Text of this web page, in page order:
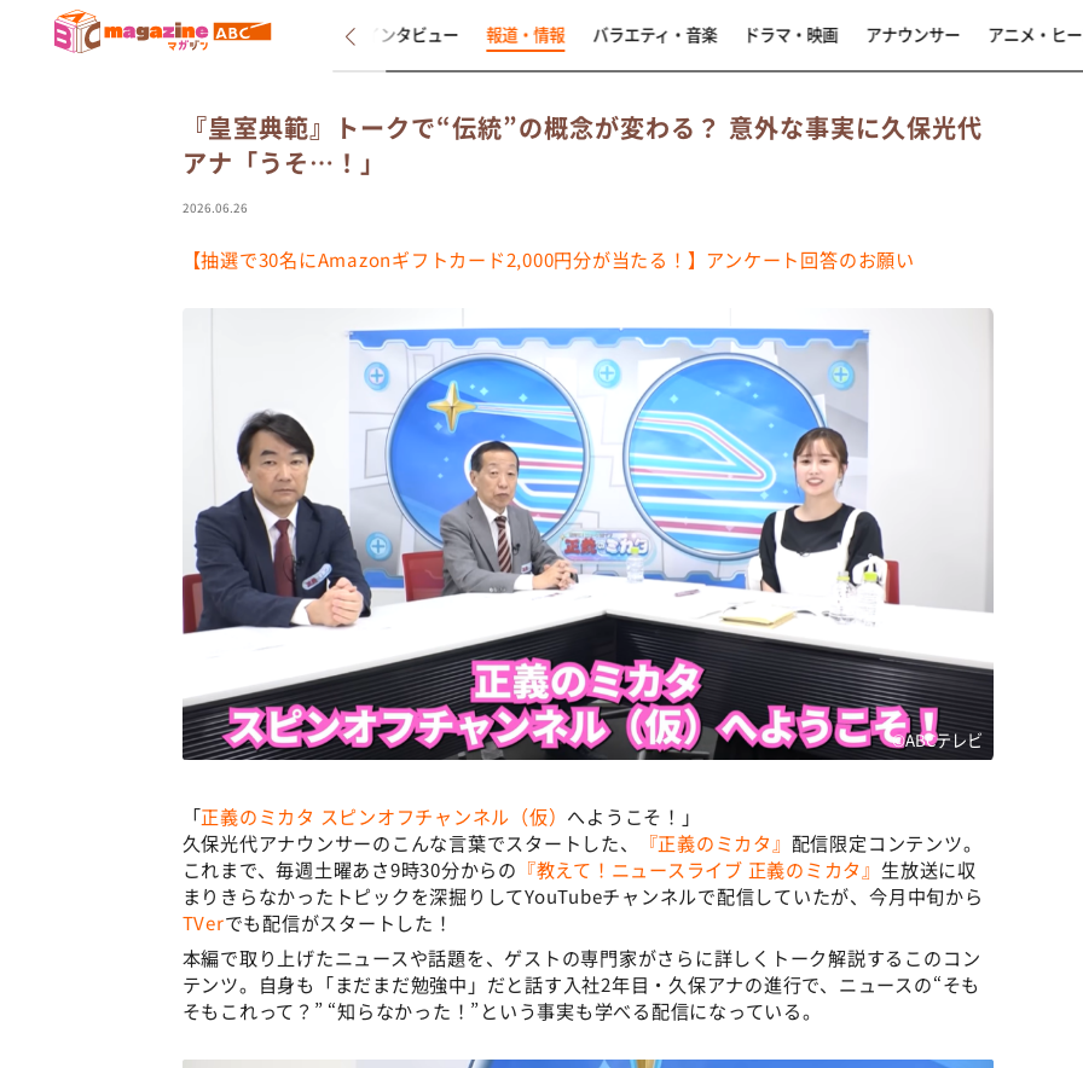
インタビュー 報道・情報 バラエティ・音楽 ドラマ・映画 アナウンサー アニメ・ヒ
『皇室典範』トークで“伝統”の概念が変わる？ 意外な事実に久保光代
アナ「うそ…！」
2026.06.26
【抽選で30名にAmazonギフトカード2,000円分が当たる！】アンケート回答のお願い
©ABCテレビ
「正義のミカタ スピンオフチャンネル（仮） へようこそ！」
久保光代アナウンサーのこんな言葉でスタートした、
『正義のミカタ』 配信限定コンテンツ。
これまで、毎週土曜あさ9時30分からの 『教えて！ニュースライブ 正義のミカタ』 生放送に収
まりきらなかったトピックを深掘りしてYouTubeチャンネルで配信していたが、今月中旬から
TVerでも配信がスタートした！
本編で取り上げたニュースや話題を、ゲストの専門家がさらに詳しくトーク解説するこのコン
テンツ。自身も「まだまだ勉強中」だと話す入社2年目・久保アナの進行で、ニュースの“そも
そもこれって？” “知らなかった！”という事実も学べる配信になっている。